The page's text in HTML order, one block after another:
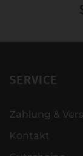
SERVICE
Zahlung &
Kontakt